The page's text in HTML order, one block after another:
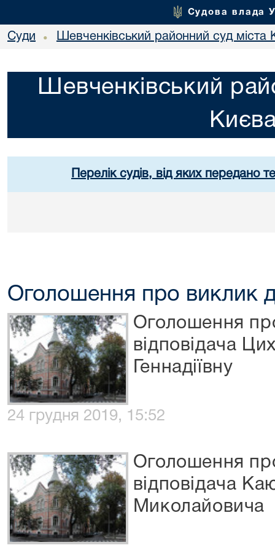
Судова влада
Суди • Шевченківський районний суд міста
Шевченківський
Перелік судів, від яких передано
Оголошення про виклик
Оголошення
відповідача
Геннадіївну
24 грудня 2019, 15:52
Оголошення
відповідача
Миколайовича